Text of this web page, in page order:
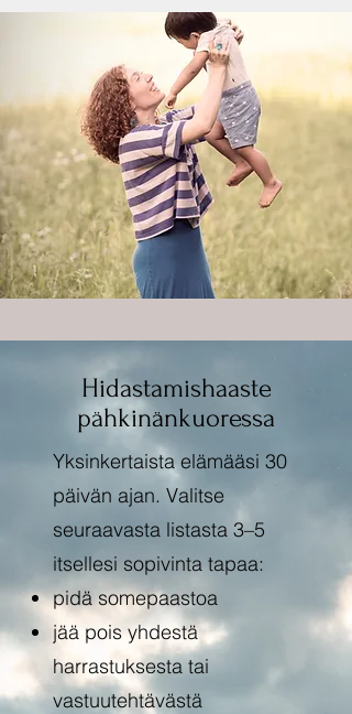
Hidastamishaaste
pähkinänkuoressa
Yksinkertaista elämääsi 30
päivän ajan. Valitse
seuraavasta listasta 3–5
itsellesi sopivinta tapaa:
pidä somepaastoa
jää pois yhdestä
harrastuksesta tai
vastuutehtävästä